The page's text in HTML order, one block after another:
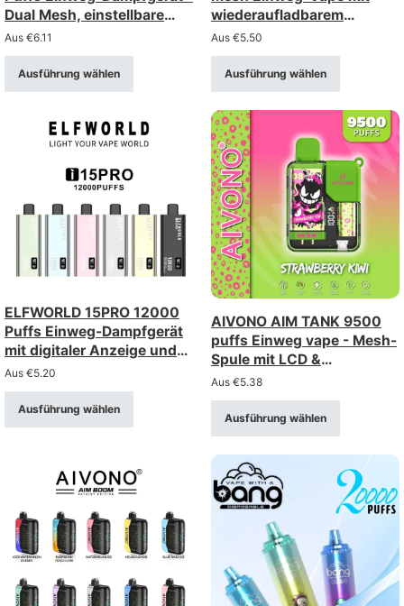
Dual Mesh, einstellbare
Luftstrom, digitale Anzeige
Aus €6.11
Ausführung wählen
wiederaufladbarem
850mah-Akku
Aus €5.50
Ausführung wählen
ELFWORLD 15PRO 12000
Puffs Einweg-Dampfgerät
mit digitaler Anzeige und
einstellbarem Luftstrom
Aus €5.20
Ausführung wählen
AIVONO AIM TANK 9500
puffs Einweg vape - Mesh-
Spule mit LCD &
Kindersicherung
Aus €5.38
Ausführung wählen